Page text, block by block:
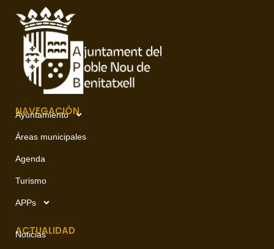
NAVEGACIÓN
Ayuntamiento
Áreas municipales
Agenda
Turismo
APPs
ACTUALIDAD
Noticias